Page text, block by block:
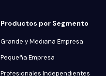
Productos por Segmento
Grande y Mediana Empresa
Pequeña Empresa
Profesionales Independientes